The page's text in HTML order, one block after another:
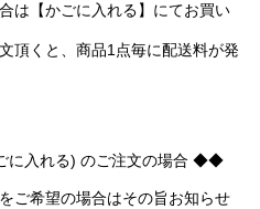
は【かごに入れる】にてお買い
頂くと、商品1点毎に配送料が発
に入れる) のご注文の場合 ◆◆
ご希望の場合はその旨お知らせ